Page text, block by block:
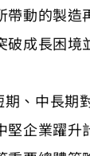
動的製
成長困境
、中長期
企業躍升